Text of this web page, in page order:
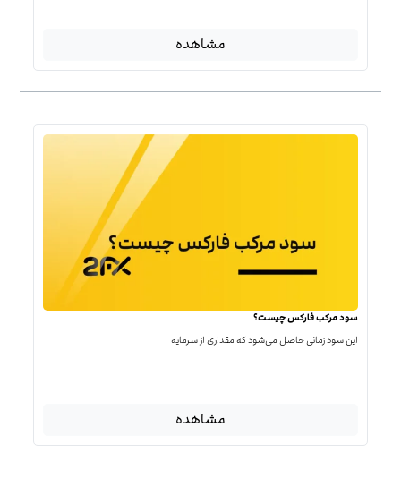
مشاهده
سود مرکب فارکس چیست؟
این سود زمانی حاصل می‌شود که مقداری از سرمایه
مشاهده